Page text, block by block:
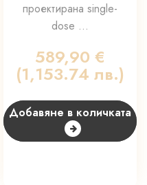
проектирана single-
dose ...
589,90 €
(1,153.74 лв.)
Добавяне в количката